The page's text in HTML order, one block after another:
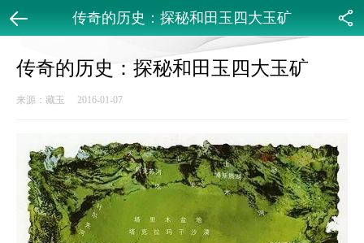
传奇的历史：探秘和田玉四大玉矿
传奇的历史：探秘和田玉四大玉矿
来源：藏玉 2016-01-07